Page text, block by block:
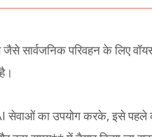
सार्वजनिक परिवहन के लिए
सेवाओं का उपयोग करके, इसे पहले